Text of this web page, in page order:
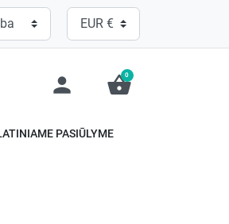
person shopping_basket
0
PASIŪLYME